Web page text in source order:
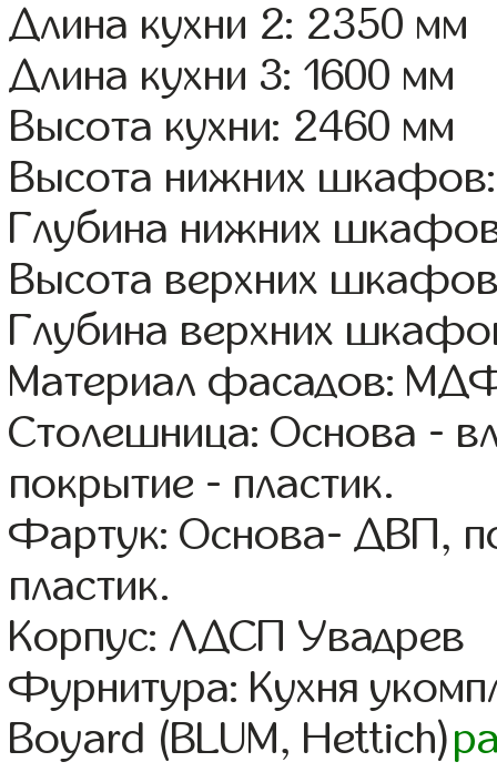
Длина кухни 2: 2350 мм
Длина кухни 3: 1600 мм
Высота кухни: 2460 мм
Высота нижних
Глубина нижних
Высота верхних
Глубина верхних
Материал фасадов:
Столешница: Основа -
покрытие - пластик.
Фартук: Основа- ДВП,
пластик.
Корпус: ЛДСП Увадрев
Фурнитура: Кухня
Boyard (BLUM, Hettich)